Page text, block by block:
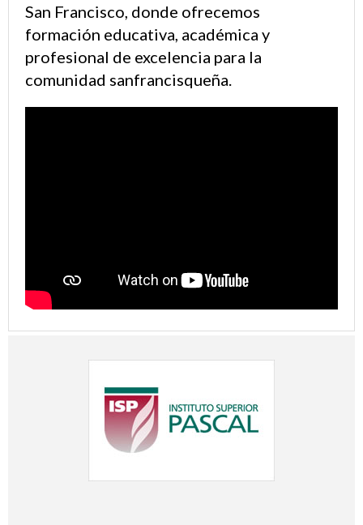
San Francisco, donde ofrecemos
formación educativa, académica y
profesional de excelencia para la
comunidad sanfrancisqueña.